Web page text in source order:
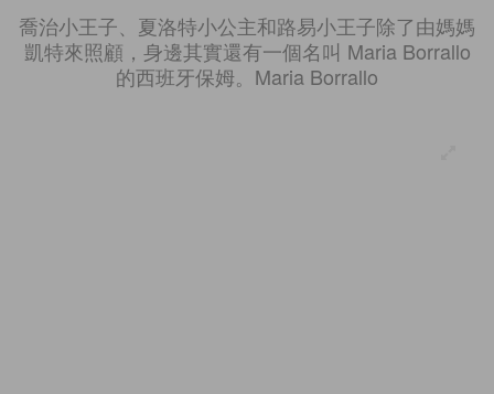
喬治小王子、夏洛特小公主和路易小王子除了由媽媽
凱特來照顧，身邊其實還有一個名叫 Maria Borrallo
的西班牙保姆。Maria Borrallo